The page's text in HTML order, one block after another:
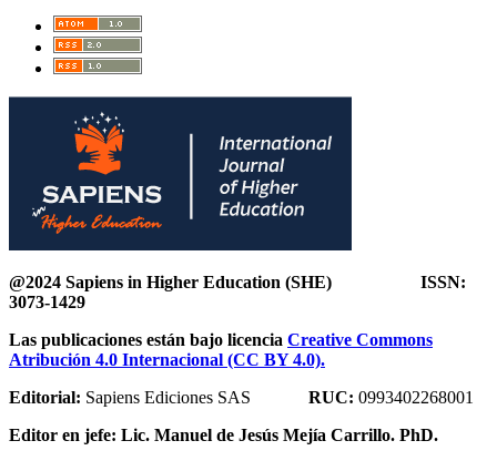
@2024 Sapiens in Higher Education (SHE) ISSN:
3073-1429
Las publicaciones están bajo licencia Creative Commons
Atribución 4.0 Internacional (CC BY 4.0).
Editorial: Sapiens Ediciones SAS RUC: 0993402268001
Editor en jefe: Lic. Manuel de Jesús Mejía Carrillo. PhD.